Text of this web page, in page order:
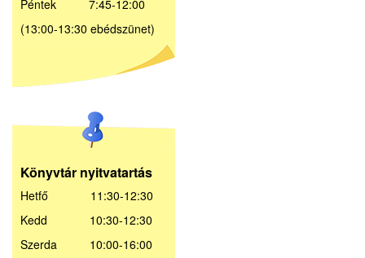
Péntek 7:45-12:00
(13:00-13:30 ebédszünet)
Könyvtár nyitvatartás
Hetfő 11:30-12:30
Kedd 10:30-12:30
Szerda 10:00-16:00